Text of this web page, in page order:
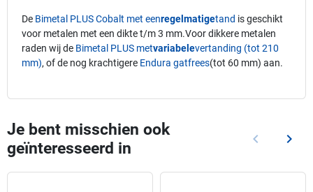
De Bimetal PLUS Cobalt met eenregelmatigetand is geschikt
voor metalen met een dikte t/m 3 mm.Voor dikkere metalen
raden wij de Bimetal PLUS metvariabelevertanding (tot 210
mm), of de nog krachtigere Endura gatfrees(tot 60 mm) aan.
Je bent misschien ook
geïnteresseerd in
Vorige
keyboard_arrow_left keyboard_arrow_right